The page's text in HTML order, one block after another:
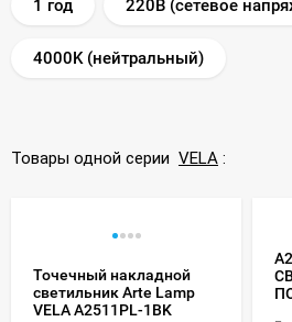
1 год 220В (сетевое
4000K (нейтральный)
Товары одной серии VELA :
Точечный накладной
светильник Arte Lamp
VELA A2511PL-1BK